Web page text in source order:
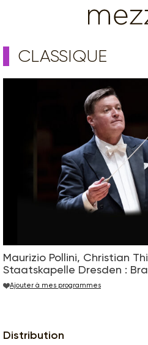
CLASSIQUE
Maurizio Pollini, Christian
Staatskapelle Dresden :
Ajouter à mes programmes
Distribution